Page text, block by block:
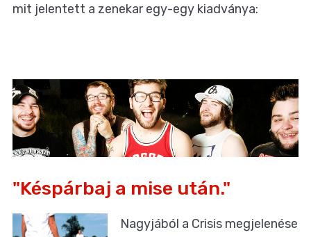
mit jelentett a zenekar egy-egy kiadványa:
"Késpárbaj a mise után."
Nagyjából a Crisis megjelenése